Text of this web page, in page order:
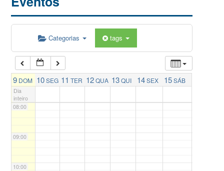
Categorias tags
9 DOM 10SEG 11 TER 12QUA 13QUI 14SEX 15SÁB
Dia
inteiro
05:00
07:00
08:00
09:00
10:00